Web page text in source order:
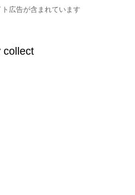
広告が含まれています
collect